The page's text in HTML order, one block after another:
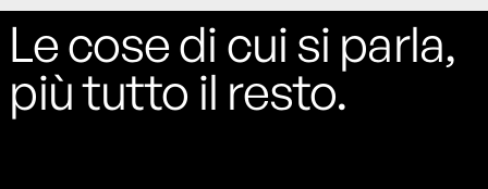
Le cose di cui si parla,
più tutto il resto.